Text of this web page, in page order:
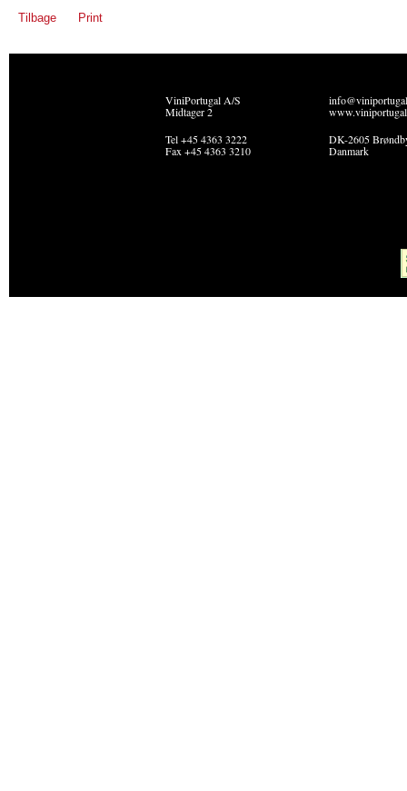
Tilbage
Print
ViniPortugal A/S
Midtager 2
Tel +45 4363 3222
Fax +45 4363 3210
DK-2605
Danmark